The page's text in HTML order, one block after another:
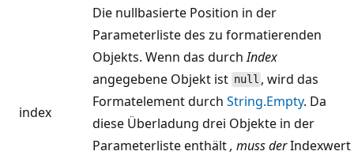
index
Die nullbasierte Position in der
Parameterliste des zu formatierenden
Objekts. Wenn das durchIndex
angegebene Objekt ist null , wird das
Formatelement durch String.Empty. Da
diese Überladung drei Objekte in der
Parameterliste enthält, muss derIndexwert